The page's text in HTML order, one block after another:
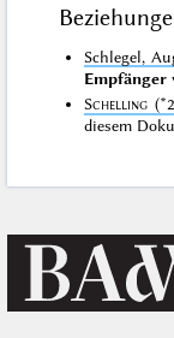
Schlegel,
Empfänger
Schelling
diesem